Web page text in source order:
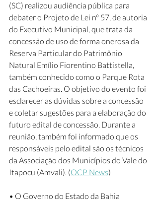
(SC) realizou audiência pública para
debater o Projeto de Lei nº 57, de autoria
do Executivo Municipal, que trata da
concessão de uso de forma onerosa da
Reserva Particular do Patrimônio
Natural Emílio Fiorentino Battistella,
também conhecido como o Parque Rota
das Cachoeiras. O objetivo do evento foi
esclarecer as dúvidas sobre a concessão
e coletar sugestões para a elaboração do
futuro edital de concessão. Durante a
reunião, também foi informado que os
responsáveis pelo edital são os técnicos
da Associação dos Municípios do Vale do
Itapocu (Amvali). (OCP News)
• O Governo do Estado da Bahia